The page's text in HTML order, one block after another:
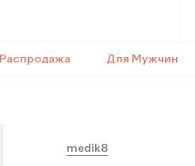
Распродажа Для Мужчин
medik8